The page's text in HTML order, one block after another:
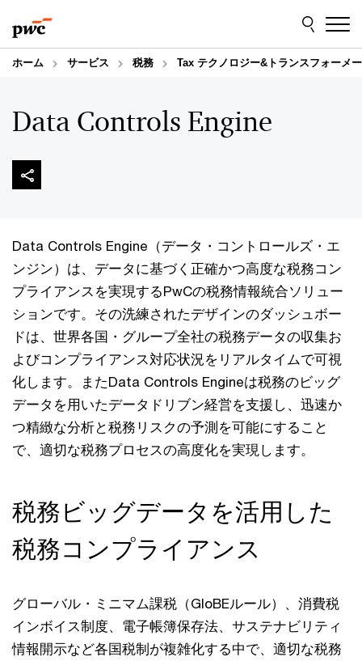
to
content
to
footer
ホーム サービス 税務 Tax テクノロジー&トランスフォーメ
Data Controls Engine
Data Controls Engine（データ・コントロールズ・エ
ンジン）は、データに基づく正確かつ高度な税務コン
プライアンスを実現するPwCの税務情報統合ソリュー
ションです。その洗練されたデザインのダッシュボー
ドは、世界各国・グループ全社の税務データの収集お
よびコンプライアンス対応状況をリアルタイムで可視
化します。またData Controls Engineは税務のビッグ
データを用いたデータドリブン経営を支援し、迅速か
つ精緻な分析と税務リスクの予測を可能にすること
で、適切な税務プロセスの高度化を実現します。
税務ビッグデータを活用した
税務コンプライアンス
グローバル・ミニマム課税（GloBEルール）、消費税
インボイス制度、電子帳簿保存法、サステナビリティ
情報開示など各国税制が複雑化する中で、適切な税務